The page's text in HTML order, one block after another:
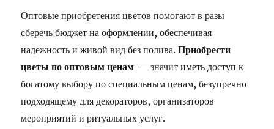
Оптовые приобретения цветов помогают в разы
сберечь бюджет на оформлении, обеспечивая
надежность и живой вид без полива.Приобрести
цветы по оптовым ценам — значит иметь доступ к
богатому выбору по специальным ценам, безупречно
подходящему для декораторов, организаторов
мероприятий и ритуальных услуг.